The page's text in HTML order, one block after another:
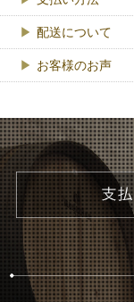
配送について
お客様のお声